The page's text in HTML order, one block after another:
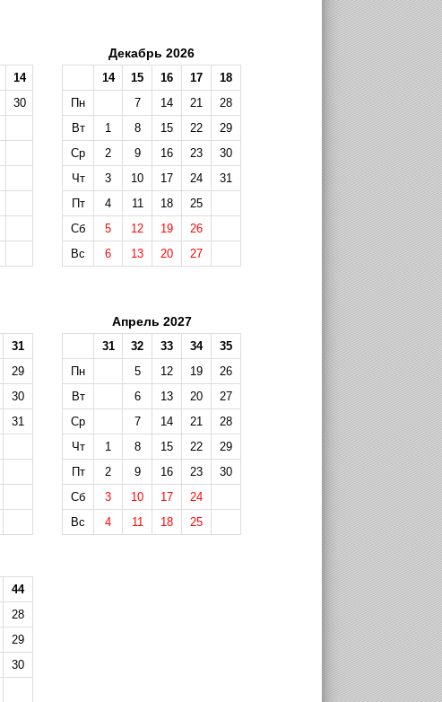
14
30
Декабрь 2026
14 15 16 17
18
Пн
7 14 21
28
Вт
1 8 15 22
29
Ср
2 9 16 23
30
Чт
3 10 17 24
31
Пт
4 11 18
25
Сб
5 12 19
26
Вс
6 13 20 27
31
29
30
31
Апрель 2027
31 32 33 34
35
Пн
5 12 19
26
Вт
6 13 20
27
Ср
7 14 21
28
Чт
1 8 15 22
29
Пт
2 9 16 23
30
Сб
3 10 17
24
Вс
4 11 18 25
44
28
29
30